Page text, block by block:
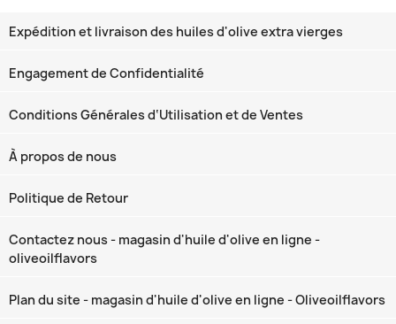
Expédition et livraison des huiles d'olive extra vierges
Engagement de Confidentialité
Conditions Générales d‘Utilisation et de Ventes
À propos de nous
Politique de Retour
Contactez nous - magasin d'huile d'olive en ligne -
oliveoilflavors
Plan du site - magasin d'huile d'olive en ligne - Oliveoilflavors